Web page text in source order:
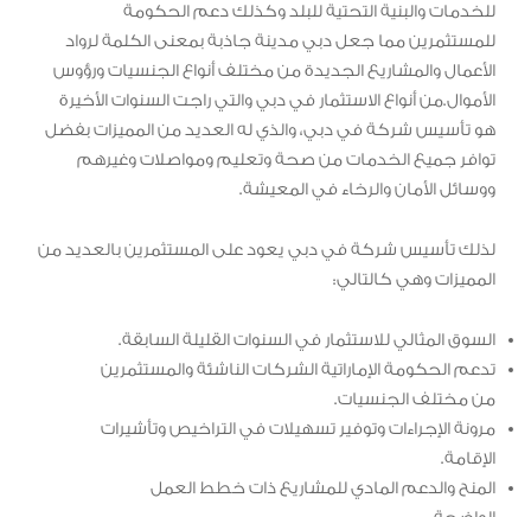
للخدمات والبنية التحتية للبلد وكذلك دعم الحكومة
للمستثمرين مما جعل دبي مدينة جاذبة بمعنى الكلمة لرواد
الأعمال والمشاريع الجديدة من مختلف أنواع الجنسيات ورؤوس
الأموال.من أنواع الاستثمار في دبي والتي راجت السنوات الأخيرة
هو تأسيس شركة في دبي، والذي له العديد من المميزات بفضل
توافر جميع الخدمات من صحة وتعليم ومواصلات وغيرهم
ووسائل الأمان والرخاء في المعيشة.
لذلك تأسيس شركة في دبي يعود على المستثمرين بالعديد من
المميزات وهي كالتالي:
السوق المثالي للاستثمار في السنوات القليلة السابقة.
تدعم الحكومة الإماراتية الشركات الناشئة والمستثمرين
من مختلف الجنسيات.
مرونة الإجراءات وتوفير تسهيلات في التراخيص وتأشيرات
الإقامة.
المنح والدعم المادي للمشاريع ذات خطط العمل